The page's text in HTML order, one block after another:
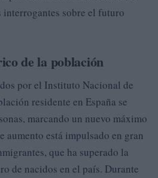
sobre el futuro
de la población
por el Instituto Nacional de
residente en España se
marcando un nuevo máximo
aumento está impulsado en gran
que ha superado la
de nacidos en el país. Durante